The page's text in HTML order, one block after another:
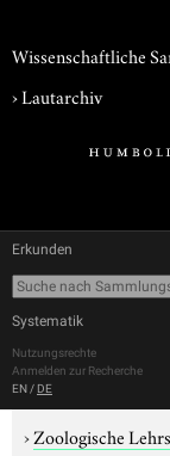
Wissenschaftliche
›Lautarchiv
Erkunden
Systematik
Nutzungsrechte
Anmelden zur Recherche
EN / DE
›Zoologische